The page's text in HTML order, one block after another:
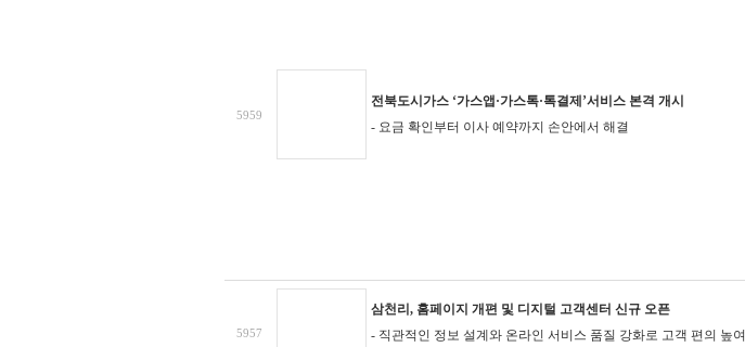
5959
전북도시가스 ‘가스앱·가스톡·톡결제’서비스 본격 개시
- 요금 확인부터 이사 예약까지 손안에서 해결
5957
삼천리, 홈페이지 개편 및 디지털 고객센터 신규 오픈
- 직관적인 정보 설계와 온라인 서비스 품질 강화로 고객 편의 높여